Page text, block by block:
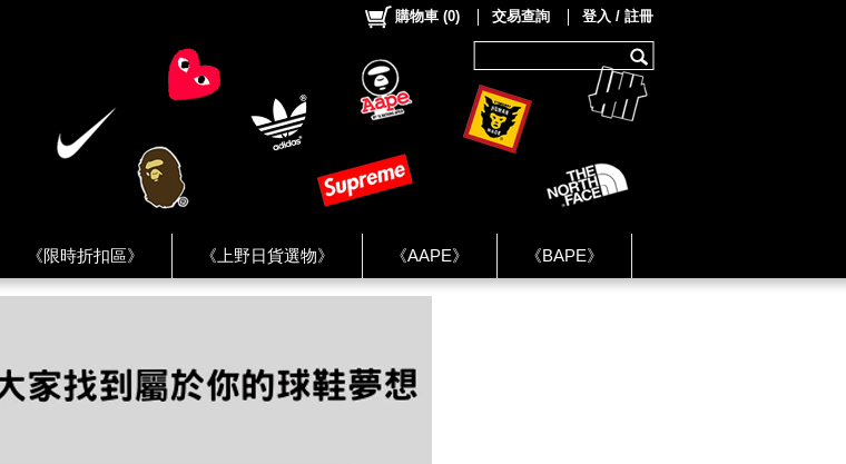
《限時折扣區》 《上野日貨選物》 《AAPE》 《BAPE》
《HUMAN MADE》 《Levi’s》 《NIKE》
購物車 (0) 交易查詢 登入 / 註冊